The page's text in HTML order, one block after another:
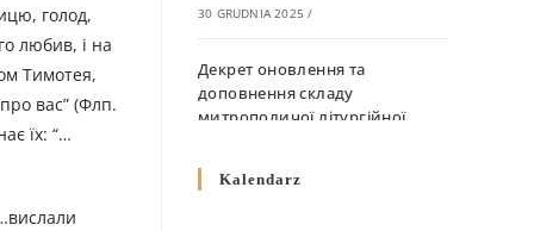
голод,
любив, і на
Тимотея,
вас” (Флп.
їх: “…
30 GRUDNIA 2025 /
Декрет оновлення та
доповнення складу
митрополичої літургійної
10 GRUDNIA 2025
Kalendarz